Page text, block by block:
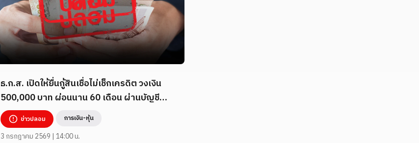
ธ.ก.ส. เปิดให้ยื่นกู้สินเชื่อไม่เช็กเครดิต วงเงิน
500,000 บาท ผ่อนนาน 60 เดือน ผ่านบัญชี
TikTok _7824260
ข่าวปลอม การเงิน-หุ้น
3 กรกฎาคม 2569 | 14:00 น.